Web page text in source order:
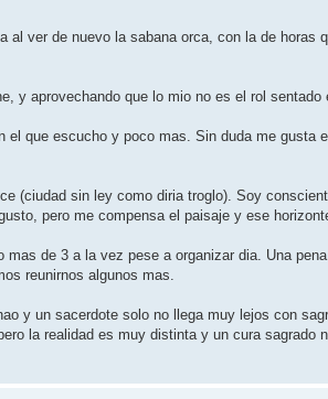
ver de nuevo la sabana orca, con la de horas
y aprovechando que lo mio no es el rol
que escucho y poco mas. Sin duda me gusta
(ciudad sin ley como diria troglo). Soy
pero me compensa el paisaje y ese
de 3 a la vez pese a organizar dia. Una
reunirnos algunos mas.
y un sacerdote solo no llega muy lejos con
la realidad es muy distinta y un cura sagrado